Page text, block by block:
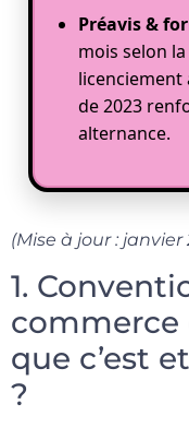
Préavis &
mois selon
licenciement
de 2023
alternance.
(Mise à jour : janvier
1.
commerce
que c’est
?